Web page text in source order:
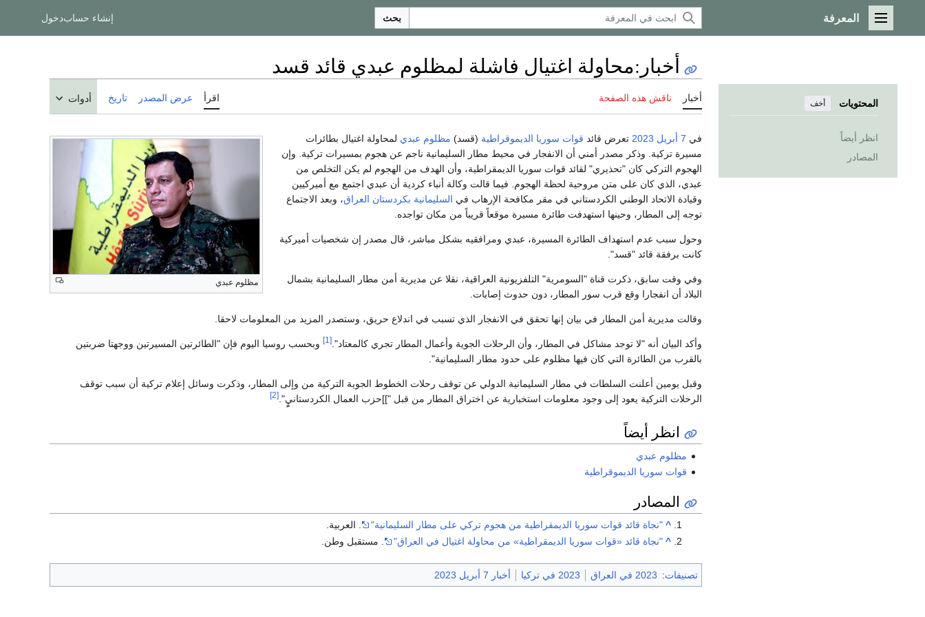
القائمة الرئيسية
المعرفة بحث إنشاء حسابدخول
المحتويات أخف
انظر أيضاً
المصادر
أخبار :محاولة اغتيال فاشلة لمظلوم عبدي قائد قسد
أخبار ناقش هذه الصفحة اقرأ عرض المصدر تاريخ أدوات
مظلوم عبدي
في 7 أبريل 2023 تعرض قائد قوات سوريا الديموقراطية (قسد) مظلوم عبدي لمحاولة اغتيال بطائرات
مسيرة تركية. وذكر مصدر أمني أن الانفجار في محيط مطار السليمانية ناجم عن هجوم بمسيرات تركية. وإن
الهجوم التركي كان "تحذيري" لقائد قوات سوريا الديمقراطية، وأن الهدف من الهجوم لم يكن التخلص من
عبدي، الذي كان على متن مروحية لحظة الهجوم. فيما قالت وكالة أنباء كردية أن عبدي اجتمع مع أميركيين
وقيادة الاتحاد الوطني الكردستاني في مقر مكافحة الإرهاب في السليمانية بكردستان العراق، وبعد الاجتماع
توجه إلى المطار، وحينها استهدفت طائرة مسيرة موقعاً قريباً من مكان تواجده.
وحول سبب عدم استهداف الطائرة المسيرة، عبدي ومرافقيه بشكل مباشر، قال مصدر إن شخصيات أميركية
كانت برفقة قائد "قسد".
وفي وقت سابق، ذكرت قناة "السومرية" التلفزيونية العراقية، نقلا عن مديرية أمن مطار السليمانية بشمال
البلاد أن انفجارا وقع قرب سور المطار، دون حدوث إصابات.
وقالت مديرية أمن المطار في بيان إنها تحقق في الانفجار الذي تسبب في اندلاع حريق، وستصدر المزيد من المعلومات لاحقا.
وأكد البيان أنه "لا توجد مشاكل في المطار، وأن الرحلات الجوية وأعمال المطار تجري كالمعتاد". [1]
وبحسب روسيا اليوم فإن "الطائرتين المسيرتين ووجهتا ضربتين
بالقرب من الطائرة التي كان فيها مظلوم على حدود مطار السليمانية".
وقبل يومين أعلنت السلطات في مطار السليمانية الدولي عن توقف رحلات الخطوط الجوية التركية من وإلى المطار، وذكرت وسائل إعلام تركية أن سبب توقف
الرحلات التركية يعود إلى وجود معلومات استخبارية عن اختراق المطار من قبل "]]حزب العمال الكردستانيٍٍ". [2]
انظر أيضاً
مظلوم عبدي
قوات سوريا الديموقراطية
المصادر
^ "نجاة قائد قوات سوريا الديمقراطية من هجوم تركي على مطار السليمانية"
. العربية.
^ "نجاة قائد «قوات سوريا الديمقراطية» من محاولة اغتيال في العراق" . مستقبل وطن.
تصنيفات: 2023 في العراق 2023 في تركيا أخبار 7 أبريل 2023